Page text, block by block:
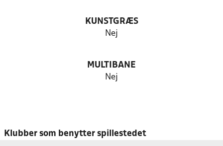
KUNSTGRÆS
Nej
MULTIBANE
Nej
Klubber som benytter spillestedet